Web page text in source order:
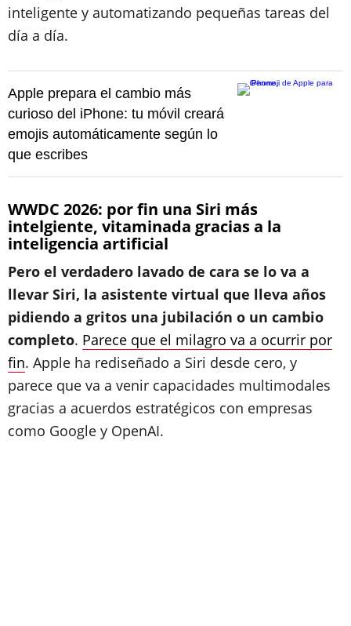
inteligente y automatizando pequeñas tareas del
día a día.
Apple prepara el cambio más
curioso del iPhone: tu móvil creará
emojis automáticamente según lo
que escribes
WWDC 2026: por fin una Siri más
intelgiente, vitaminada gracias a la
inteligencia artificial
Pero el verdadero lavado de cara se lo va a
llevar Siri, la asistente virtual que lleva años
pidiendo a gritos una jubilación o un cambio
completo. Parece que el milagro va a ocurrir por
fin. Apple ha rediseñado a Siri desde cero, y
parece que va a venir capacidades multimodales
gracias a acuerdos estratégicos con empresas
como Google y OpenAI.